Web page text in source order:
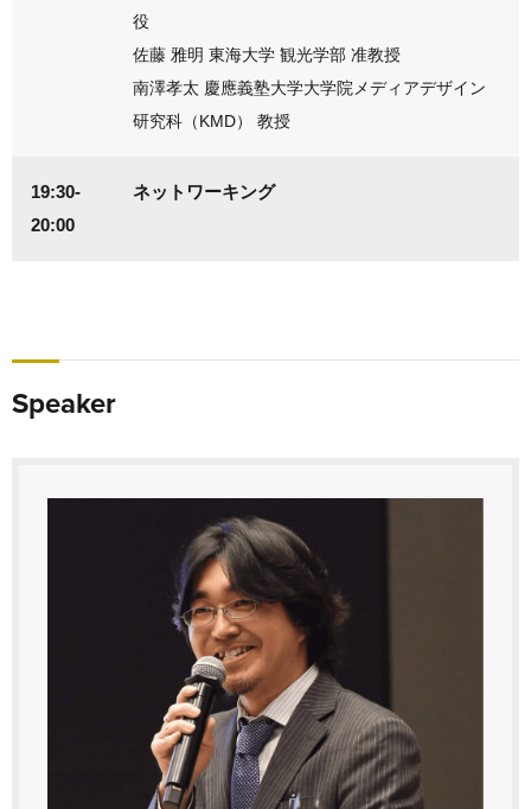
役
佐藤 雅明 東海大学 観光学部 准教授
南澤孝太 慶應義塾大学大学院メディアデザイン
研究科（KMD） 教授
19:30-
20:00
ネットワーキング
Speaker